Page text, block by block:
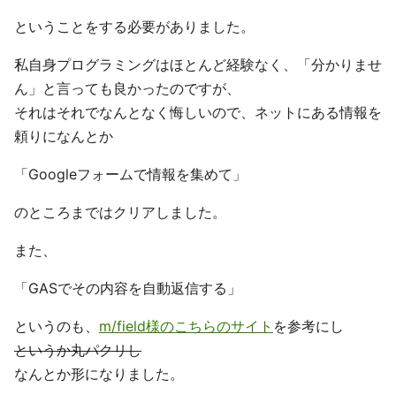
ということをする必要がありました。
私自身プログラミングはほとんど経験なく、「分かりませ
ん」と言っても良かったのですが、
それはそれでなんとなく悔しいので、ネットにある情報を
頼りになんとか
「Googleフォームで情報を集めて」
のところまではクリアしました。
また、
「GASでその内容を自動返信する」
というのも、 m/field様のこちらのサイト を参考にし
というか丸パクリし
なんとか形になりました。